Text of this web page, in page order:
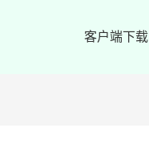
客户端下载